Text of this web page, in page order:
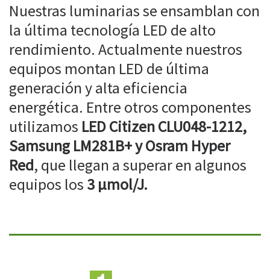
Nuestras luminarias se ensamblan con
la última tecnología LED de alto
rendimiento. Actualmente nuestros
equipos montan LED de última
generación y alta eficiencia
energética. Entre otros componentes
utilizamos LED Citizen CLU048-1212,
Samsung LM281B+ y Osram Hyper
Red, que llegan a superar en algunos
equipos los 3 µmol/J.